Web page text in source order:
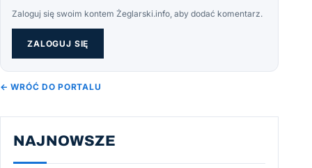
Zaloguj się swoim kontem Żeglarski.info, aby dodać komentarz.
ZALOGUJ SIĘ
← WRÓĆ DO PORTALU
NAJNOWSZE